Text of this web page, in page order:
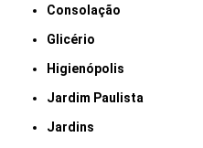
Consolação
Glicério
Higienópolis
Jardim Paulista
Jardins